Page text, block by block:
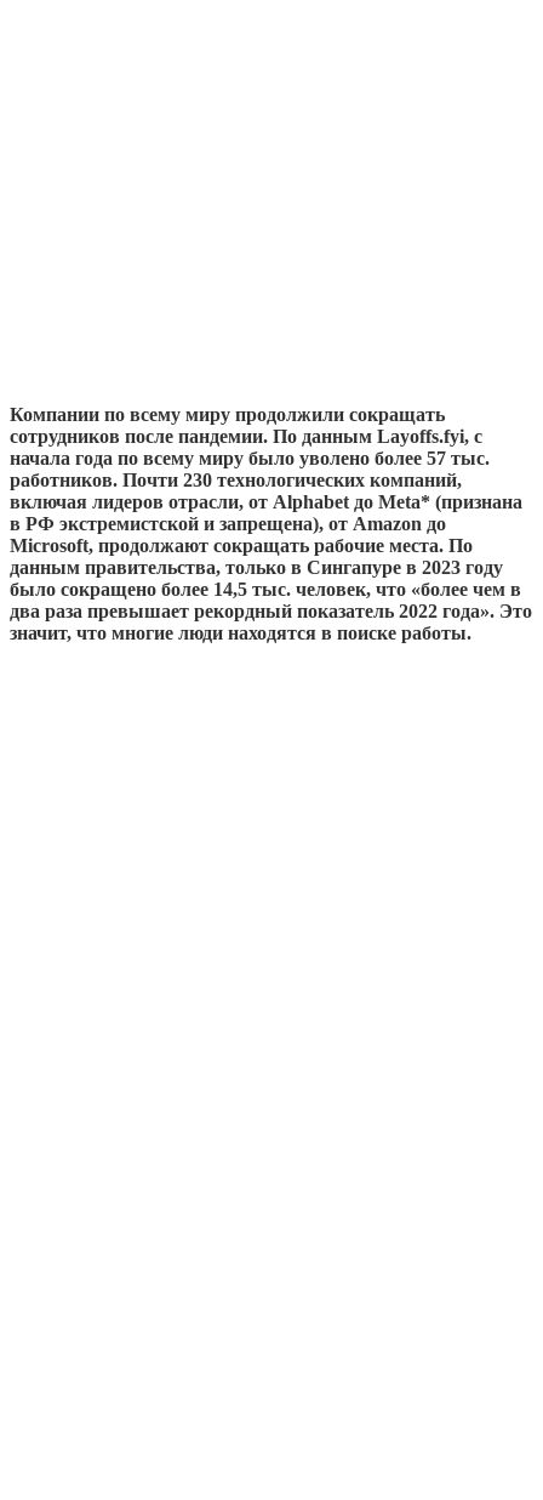
Компании по всему миру продолжили сокращать
сотрудников после пандемии. По данным Layoffs.fyi, с
начала года по всему миру было уволено более 57 тыс.
работников. Почти 230 технологических компаний,
включая лидеров отрасли, от Alphabet до Meta* (признана
в РФ экстремистской и запрещена), от Amazon до
Microsoft, продолжают сокращать рабочие места. По
данным правительства, только в Сингапуре в 2023 году
было сокращено более 14,5 тыс. человек, что «более чем в
два раза превышает рекордный показатель 2022 года». Это
значит, что многие люди находятся в поиске работы.